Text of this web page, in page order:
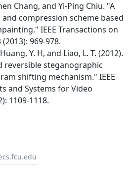
Chang, and Yi-Ping Chiu. "A
compression scheme based
IEEE Transactions on
969-978.
Y. H, and Liao, L. T. (2012).
reversible steganographic
shifting mechanism." IEEE
and Systems for Video
1109-1118.